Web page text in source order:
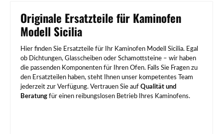
Originale Ersatzteile für Kaminofen
Modell Sicilia
Hier finden Sie Ersatzteile für Ihr Kaminofen Modell Sicilia. Egal
ob Dichtungen, Glasscheiben oder Schamottsteine – wir haben
die passenden Komponenten für Ihren Ofen. Falls Sie Fragen zu
den Ersatzteilen haben, steht Ihnen unser kompetentes Team
jederzeit zur Verfügung. Vertrauen Sie auf Qualität und
Beratung für einen reibungslosen Betrieb Ihres Kaminofens.